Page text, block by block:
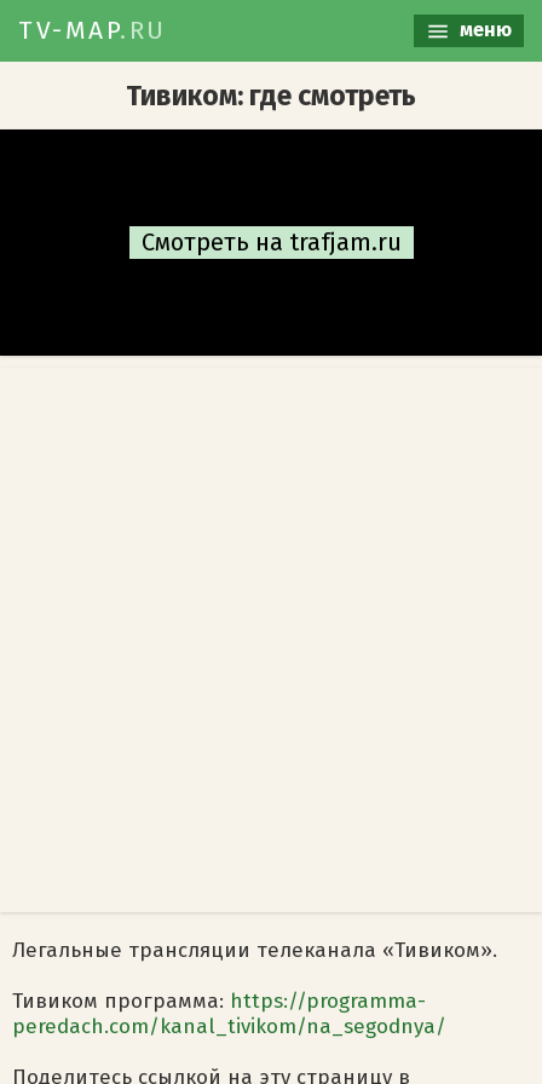
TV-MAP.RU меню
Тивиком: где смотреть
Легальные трансляции телеканала «Тивиком».
Тивиком программа: https://programma-
peredach.com/kanal_tivikom/na_segodnya/
Поделитесь ссылкой на эту страницу в